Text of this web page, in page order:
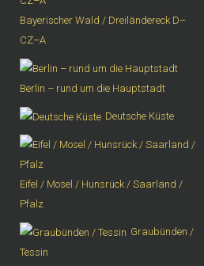
Bayerischer Wald / Dreiländereck D–
CZ–A
Berlin – rund um die Hauptstadt
Deutsche Küste
Eifel / Mosel / Hunsrück / Saarland /
Pfalz
Graubünden /
Tessin